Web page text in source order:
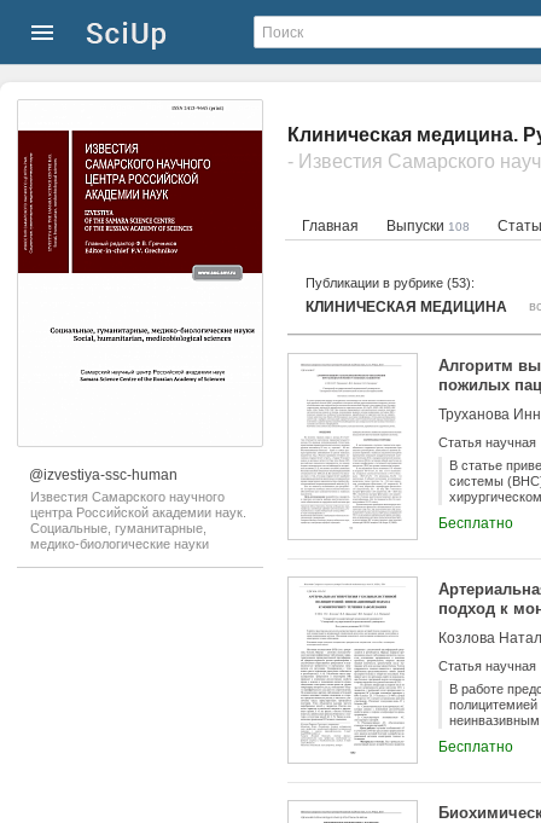
@izvestiya-ssc-human
Известия Самарского научного
центра Российской академии наук.
Социальные, гуманитарные,
медико-биологические науки
Клиническая медицина.
Главная Выпуски 108
Публикации в рубрике (53):
КЛИНИЧЕСКАЯ МЕДИЦИНА
Алгоритм
пожилых
Труханова
Статья научная
В статье
системы (ВНС)
помощи
Бесплатно
подход к
Статья научная
В работе
полицитемией
Бесплатно